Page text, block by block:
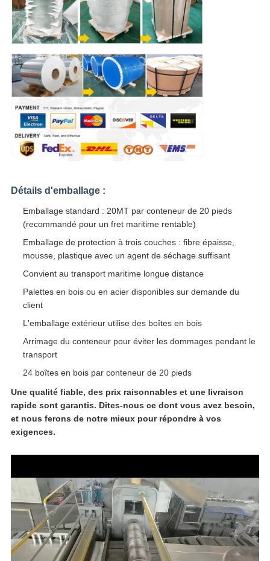
Détails d'emballage :
Emballage standard : 20MT par conteneur de 20 pieds
(recommandé pour un fret maritime rentable)
Emballage de protection à trois couches : fibre épaisse,
mousse, plastique avec un agent de séchage suffisant
Convient au transport maritime longue distance
Palettes en bois ou en acier disponibles sur demande du
client
L'emballage extérieur utilise des boîtes en bois
Arrimage du conteneur pour éviter les dommages pendant le
transport
24 boîtes en bois par conteneur de 20 pieds
Une qualité fiable, des prix raisonnables et une livraison
rapide sont garantis. Dites-nous ce dont vous avez besoin,
et nous ferons de notre mieux pour répondre à vos
exigences.